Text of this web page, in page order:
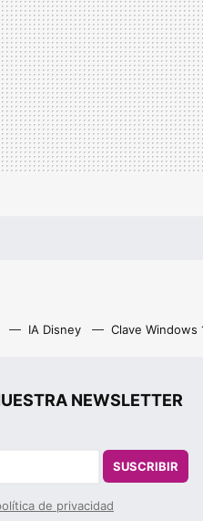
IA Disney Clave Windows
NEWSLETTER
SUSCRIBIR
de privacidad